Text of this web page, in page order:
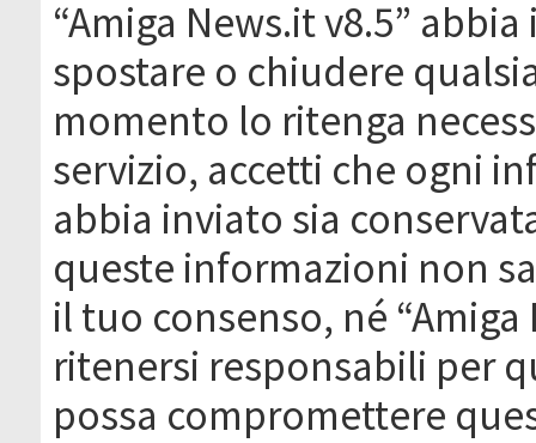
“Amiga News.it v8.5”
spostare o chiudere
momento lo ritenga
servizio, accetti che ogni
abbia inviato sia
queste informazioni non
il tuo consenso, né
ritenersi responsabili per
possa compromettere